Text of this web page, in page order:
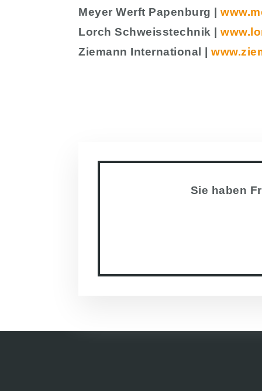
Meyer Werft Papenburg |
Lorch Schweisstechnik |
Ziemann International |
Sie haben